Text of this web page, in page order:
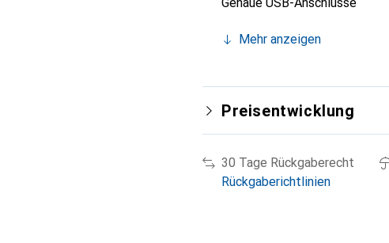
Mehr anzeigen
Preisentwicklung
30 Tage Rückgaberecht
Rückgaberichtlinien